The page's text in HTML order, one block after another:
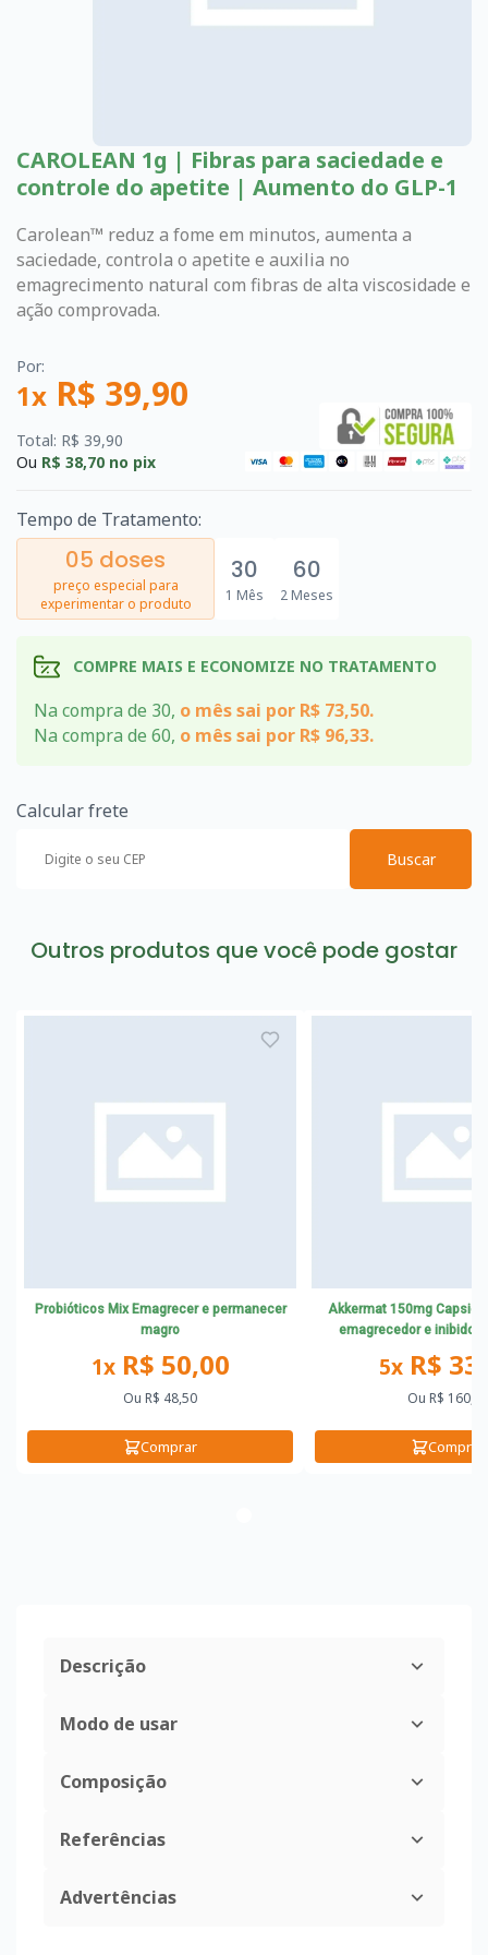
CAROLEAN 1g | Fibras para saciedade e
controle do apetite | Aumento do GLP-1
Carolean™ reduz a fome em minutos, aumenta a
saciedade, controla o apetite e auxilia no
emagrecimento natural com fibras de alta viscosidade e
ação comprovada.
Por:
1x R$ 39,90
Total: R$ 39,90
Ou R$ 38,70 no pix
Tempo de Tratamento:
05 doses
preço especial para
experimentar o produto
30
1 Mês
60
2 Meses
COMPRE MAIS E ECONOMIZE NO TRATAMENTO
Na compra de 30, o mês sai por R$ 73,50.
Na compra de 60, o mês sai por R$ 96,33.
Calcular frete
Buscar
Outros produtos que você pode gostar
Probióticos Mix Emagrecer e permanecer
magro
1xR$ 50,00
Ou R$ 48,50
Comprar
Akkermat 150mg
emagrecedor e inibidor
5xR$
Ou R$ 160,05
Comprar
Descrição
Modo de usar
Composição
Referências
Advertências